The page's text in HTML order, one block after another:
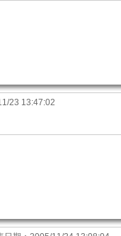
23 13:47:02